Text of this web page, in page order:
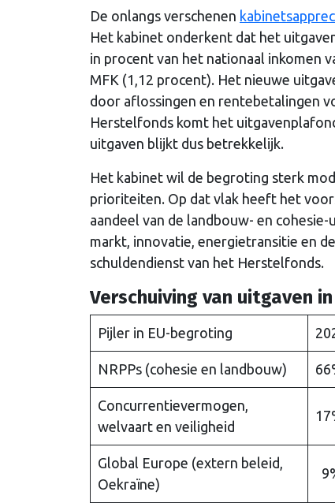
De onlangs verschenen
Het kabinet onderkent dat het
in procent van het nationaal inkomen
MFK (1,12 procent). Het nieuwe
door aflossingen en rentebetalingen
Herstelfonds komt het
uitgaven blijkt dus betrekkelijk.
Het kabinet wil de begroting sterk
prioriteiten. Op dat vlak heeft het
aandeel van de landbouw- en
markt, innovatie, energietransitie en
schuldendienst van het Herstelfonds.
Verschuiving van uitgaven
Pijler in EU-begroting
NRPPs (cohesie en landbouw)
Concurrentievermogen,
welvaart en veiligheid
Global Europe (extern beleid,
Oekraïne)